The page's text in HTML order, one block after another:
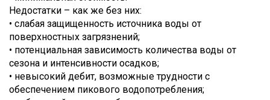
Недостатки – как же без них:
• слабая защищенность источника воды от
поверхностных загрязнений;
• потенциальная зависимость количества воды от
сезона и интенсивности осадков;
• невысокий дебит, возможные трудности с
обеспечением пикового водопотребления;